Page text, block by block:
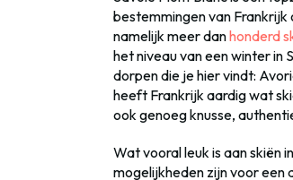
bestemmingen van
namelijk meer danhonderd
het niveau van een winter in
dorpen die je hier vindt:
heeft Frankrijk aardig wat
ook genoeg knusse,
Wat vooral leuk is aan skiën
mogelijkheden zijn voor een